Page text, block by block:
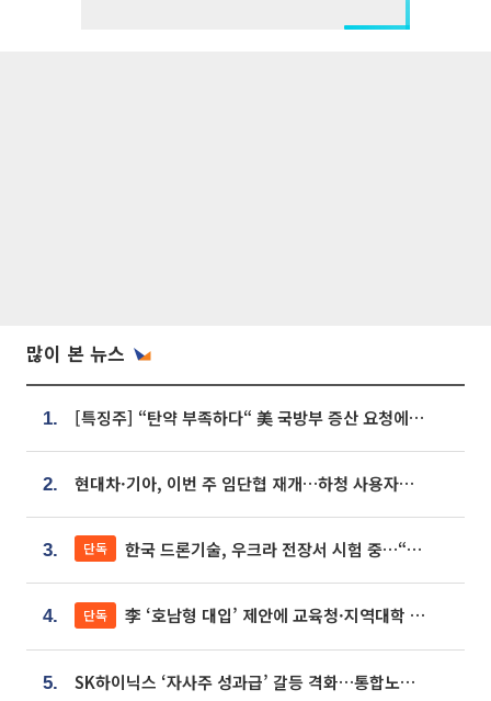
많이 본 뉴스
1. [특징주] “탄약 부족하다“ 美 국방부 증산 요청에⋯국내 방산주 급등세
2. 현대차·기아, 이번 주 임단협 재개…하청 사용자성 재심도 ‘변수’
3. 단독 한국 드론기술, 우크라 전장서 시험 중…“스타트업 여러 곳 참여”
4. 단독 李 ‘호남형 대입’ 제안에 교육청·지역대학 서·논술형 입시 연계 '착수'
5. SK하이닉스 ‘자사주 성과급’ 갈등 격화…통합노조 출범 움직임